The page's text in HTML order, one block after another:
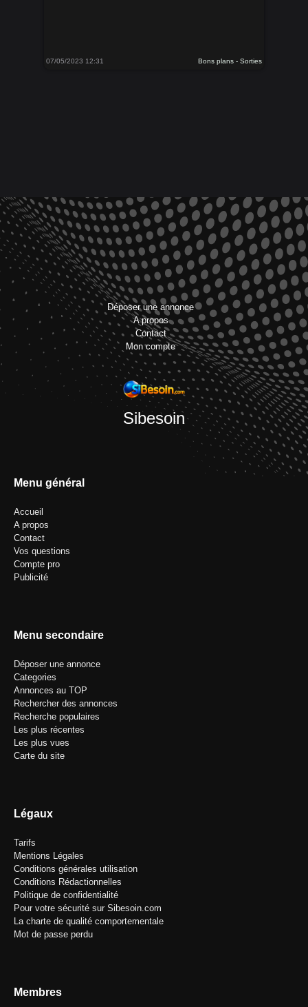
07/05/2023 12:31 Bons plans - Sorties
Déposer une annonce
A propos
Contact
Mon compte
Sibesoin
Menu général
Accueil
A propos
Contact
Vos questions
Compte pro
Publicité
Menu secondaire
Déposer une annonce
Categories
Annonces au TOP
Rechercher des annonces
Recherche populaires
Les plus récentes
Les plus vues
Carte du site
Légaux
Tarifs
Mentions Légales
Conditions générales utilisation
Conditions Rédactionnelles
Politique de confidentialité
Pour votre sécurité sur Sibesoin.com
La charte de qualité comportementale
Mot de passe perdu
Membres